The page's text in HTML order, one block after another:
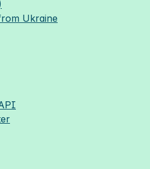
Ukraine